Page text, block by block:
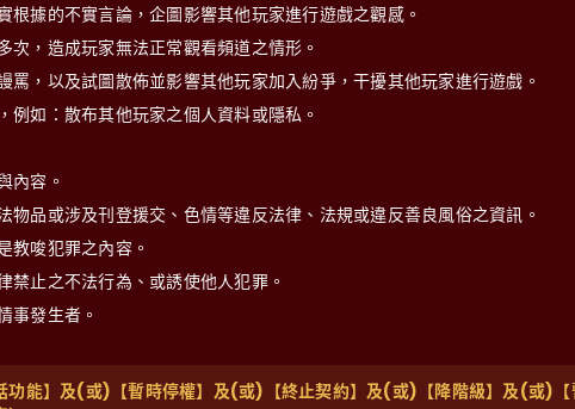
根據的不實言論，企圖影響其他玩家進行遊戲之觀感。
，造成玩家無法正常觀看頻道之情形。
罵，以及試圖散佈並影響其他玩家加入紛爭，干擾其他玩家進行遊戲。
如：散布其他玩家之個人資料或隱私。
內容。
物品或涉及刊登援交、色情等違反法律、法規或違反善良風俗之資訊。
教唆犯罪之內容。
止之不法行為、或誘使他人犯罪。
事發生者。
功能】及(或)【暫時停權】及(或)【終止契約】及(或)【降階級】及(或)【